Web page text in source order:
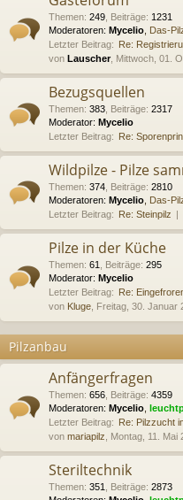
Themen: 249 Beiträge: 1231
Moderatoren: Mycelio Das-
Letzter Beitrag: Re:
von Lauscher, Mittwoch, 01.
Bezugsquellen
Themen: 383 Beiträge: 2317
Moderator: Mycelio
Letzter Beitrag: Re:
Wildpilze - Pilze
Themen: 374 Beiträge: 2810
Moderatoren: Mycelio Das-
Letzter Beitrag: Re: Steinpilz
Pilze in der Küche
Themen: 61 Beiträge: 295
Moderator: Mycelio
Letzter Beitrag: Re:
von Kluge , Freitag, 30. Januar
Pilzanbau
Anfängerfragen
Themen: 656 Beiträge: 4359
Moderatoren: Mycelio
Letzter Beitrag: Re: Pilzzucht
von mariapilz , Montag, 11. Mai
Steriltechnik
Themen: 351 Beiträge: 2873